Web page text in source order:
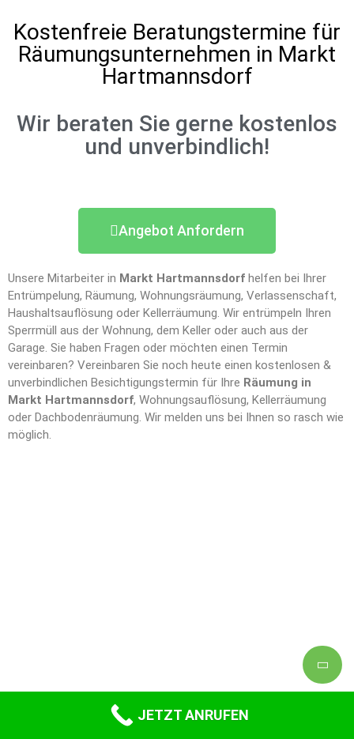
Kostenfreie Beratungstermine für
Räumungsunternehmen in Markt
Hartmannsdorf
Wir beraten Sie gerne kostenlos
und unverbindlich!
Angebot Anfordern
Unsere Mitarbeiter in Markt Hartmannsdorf helfen bei Ihrer
Entrümpelung, Räumung, Wohnungsräumung, Verlassenschaft,
Haushaltsauflösung oder Kellerräumung. Wir entrümpeln Ihren
Sperrmüll aus der Wohnung, dem Keller oder auch aus der
Garage. Sie haben Fragen oder möchten einen Termin
vereinbaren? Vereinbaren Sie noch heute einen kostenlosen &
unverbindlichen Besichtigungstermin für Ihre Räumung in
Markt Hartmannsdorf, Wohnungsauflösung, Kellerräumung
oder Dachbodenräumung. Wir melden uns bei Ihnen so rasch wie
möglich.
JETZT ANRUFEN